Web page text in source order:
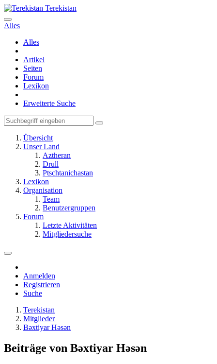
Terekistan
Alles
Alles
Artikel
Seiten
Forum
Lexikon
Erweiterte Suche
Übersicht
Unser Land
Aztheran
Drull
Ptschtanichastan
Lexikon
Organisation
Team
Benutzergruppen
Forum
Letzte Aktivitäten
Mitgliedersuche
Anmelden
Registrieren
Suche
Terekistan
Mitglieder
Bəxtiyar Həsən
Beiträge von Bəxtiyar Həsən